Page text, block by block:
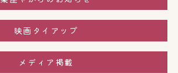
映画タイアップ
メディア掲載